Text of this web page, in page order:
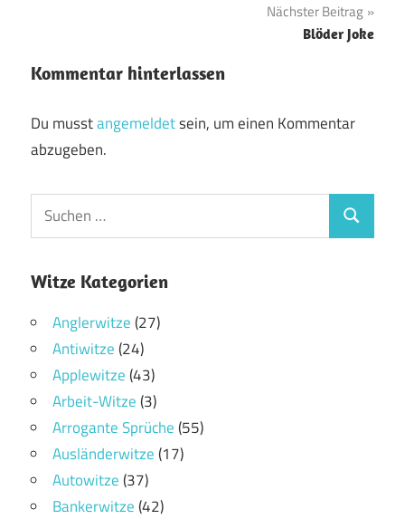
Nächster Beitrag
Blöder Joke
Kommentar hinterlassen
Du musstangemeldetsein, um einen Kommentar
abzugeben.
Witze Kategorien
Anglerwitze(27)
Antiwitze(24)
Applewitze(43)
Arbeit-Witze(3)
Arrogante Sprüche(55)
Ausländerwitze(17)
Autowitze(37)
Bankerwitze(42)